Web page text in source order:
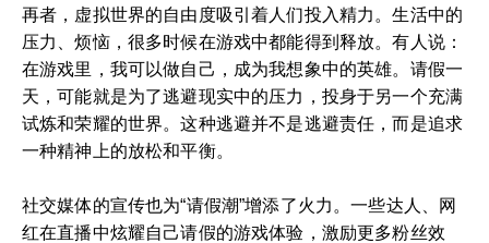
再者，虚拟世界的自由度吸引着人们投入精力。生活中的
压力、烦恼，很多时候在游戏中都能得到释放。有人说：
在游戏里，我可以做自己，成为我想象中的英雄。请假一
天，可能就是为了逃避现实中的压力，投身于另一个充满
试炼和荣耀的世界。这种逃避并不是逃避责任，而是追求
一种精神上的放松和平衡。
社交媒体的宣传也为“请假潮”增添了火力。一些达人、网
红在直播中炫耀自己请假的游戏体验，激励更多粉丝效